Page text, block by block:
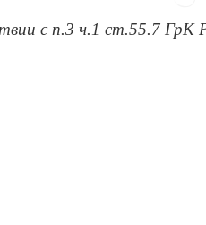
с п.3 ч.1 ст.55.7 ГрК